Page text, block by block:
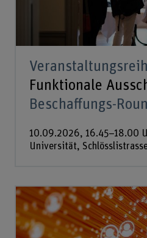
Funktionale
Beschaffungs-
10.09.2026, 16.45–18.00
Universität,